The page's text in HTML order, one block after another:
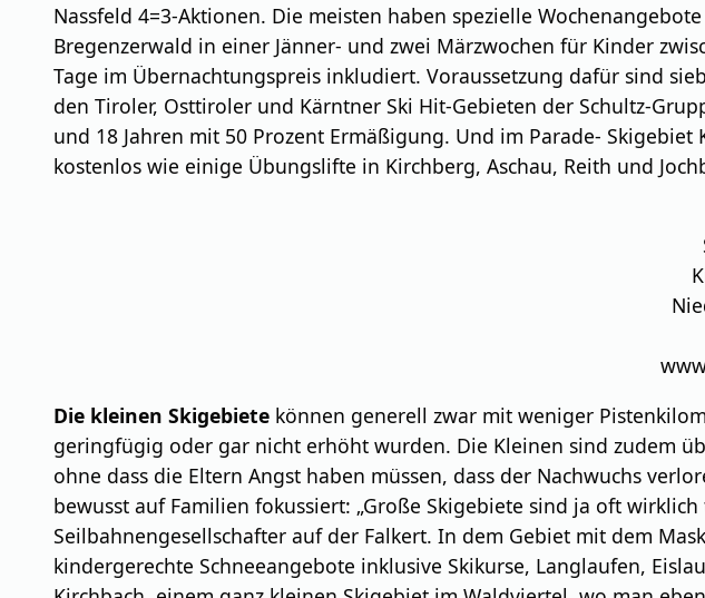
Nassfeld 4=3-Aktionen. Die meisten haben spezielle
Bregenzerwald in einer Jänner- und zwei Märzwochen für Kinder
Tage im Übernachtungspreis inkludiert. Voraussetzung dafür sind
den Tiroler, Osttiroler und Kärntner Ski Hit-Gebieten der Schultz-
und 18 Jahren mit 50 Prozent Ermäßigung. Und im Parade-
kostenlos wie einige Übungslifte in Kirchberg, Aschau, Reith und
Die kleinen Skigebiete können generell zwar mit weniger
geringfügig oder gar nicht erhöht wurden. Die Kleinen sind zudem
ohne dass die Eltern Angst haben müssen, dass der Nachwuchs
bewusst auf Familien fokussiert: „Große Skigebiete sind ja oft
Seilbahnengesellschafter auf der Falkert. In dem Gebiet mit dem
kindergerechte Schneeangebote inklusive Skikurse, Langlaufen,